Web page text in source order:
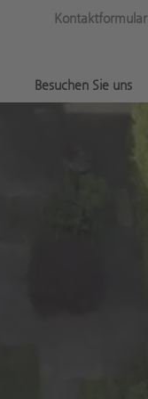
Kontaktformular
Besuchen Sie uns